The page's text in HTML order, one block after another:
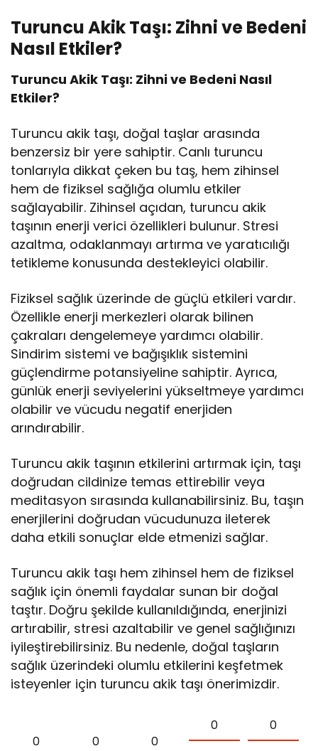
Turuncu Akik Taşı: Zihni ve Bedeni
Nasıl Etkiler?
Turuncu Akik Taşı: Zihni ve Bedeni Nasıl
Etkiler?
Turuncu akik taşı, doğal taşlar arasında
benzersiz bir yere sahiptir. Canlı turuncu
tonlarıyla dikkat çeken bu taş, hem zihinsel
hem de fiziksel sağlığa olumlu etkiler
sağlayabilir. Zihinsel açıdan, turuncu akik
taşının enerji verici özellikleri bulunur. Stresi
azaltma, odaklanmayı artırma ve yaratıcılığı
tetikleme konusunda destekleyici olabilir.
Fiziksel sağlık üzerinde de güçlü etkileri vardır.
Özellikle enerji merkezleri olarak bilinen
çakraları dengelemeye yardımcı olabilir.
Sindirim sistemi ve bağışıklık sistemini
güçlendirme potansiyeline sahiptir. Ayrıca,
günlük enerji seviyelerini yükseltmeye yardımcı
olabilir ve vücudu negatif enerjiden
arındırabilir.
Turuncu akik taşının etkilerini artırmak için, taşı
doğrudan cildinize temas ettirebilir veya
meditasyon sırasında kullanabilirsiniz. Bu, taşın
enerjilerini doğrudan vücudunuza ileterek
daha etkili sonuçlar elde etmenizi sağlar.
Turuncu akik taşı hem zihinsel hem de fiziksel
sağlık için önemli faydalar sunan bir doğal
taştır. Doğru şekilde kullanıldığında, enerjinizi
artırabilir, stresi azaltabilir ve genel sağlığınızı
iyileştirebilirsiniz. Bu nedenle, doğal taşların
sağlık üzerindeki olumlu etkilerini keşfetmek
isteyenler için turuncu akik taşı önerimizdir.
0 0 0
0 0